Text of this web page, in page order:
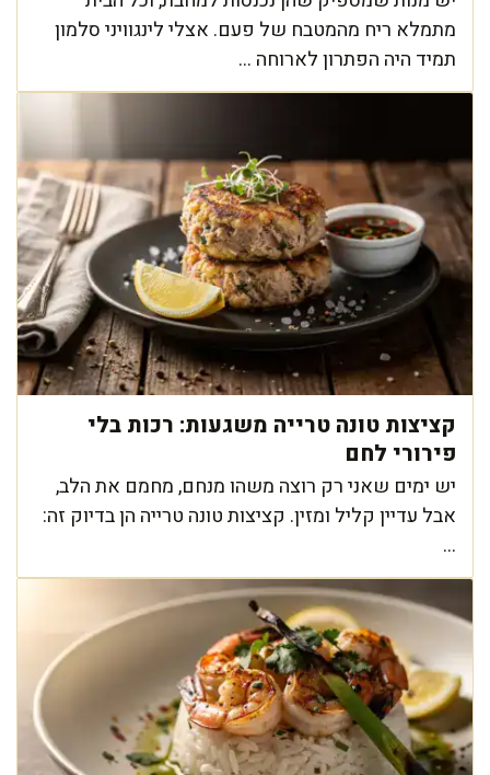
מתמלא ריח מהמטבח של פעם. אצלי לינגוויני סלמון
תמיד היה הפתרון לארוחה ...
קציצות טונה טרייה משגעות: רכות בלי
פירורי לחם
יש ימים שאני רק רוצה משהו מנחם, מחמם את הלב,
אבל עדיין קליל ומזין. קציצות טונה טרייה הן בדיוק זה:
...